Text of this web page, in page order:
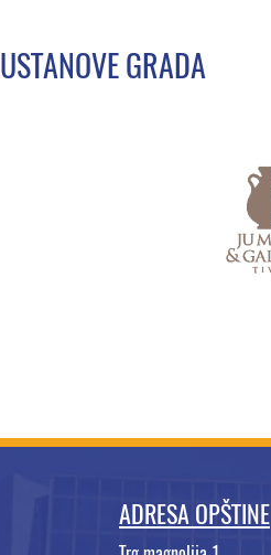
USTANOVE GRADA
ADRESA OPŠTINE